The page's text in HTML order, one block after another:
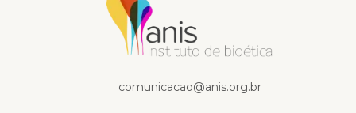
comunicacao@anis.org.br